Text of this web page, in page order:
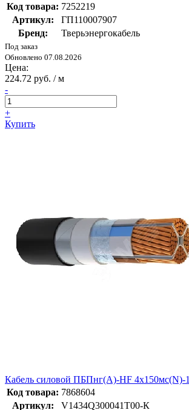
Код товара: 7252219
Артикул:
ГП110007907
Бренд:
Тверьэнергокабель
Под заказ
Обновлено 07.08.2026
Цена:
224.72 руб. / м
-
+
Купить
Кабель силовой ПБПнг(А)-HF 4х150мс(N)-1
Код товара: 7868604
Артикул:
V1434Q300041T00-К